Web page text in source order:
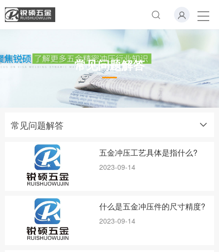
常见问题解答
常见问题解答
五金冲压工艺具体是指什么?
2023-09-14
什么是五金冲压件的尺寸精度?
2023-09-14